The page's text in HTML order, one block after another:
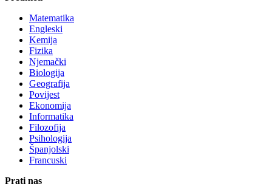
Matematika
Engleski
Kemija
Fizika
Njemački
Biologija
Geografija
Povijest
Ekonomija
Informatika
Filozofija
Psihologija
Španjolski
Francuski
Prati nas